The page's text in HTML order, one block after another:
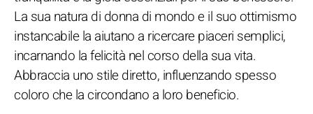
La sua natura di donna di mondo e il suo ottimismo
instancabile la aiutano a ricercare piaceri semplici,
incarnando la felicità nel corso della sua vita.
Abbraccia uno stile diretto, influenzando spesso
coloro che la circondano a loro beneficio.